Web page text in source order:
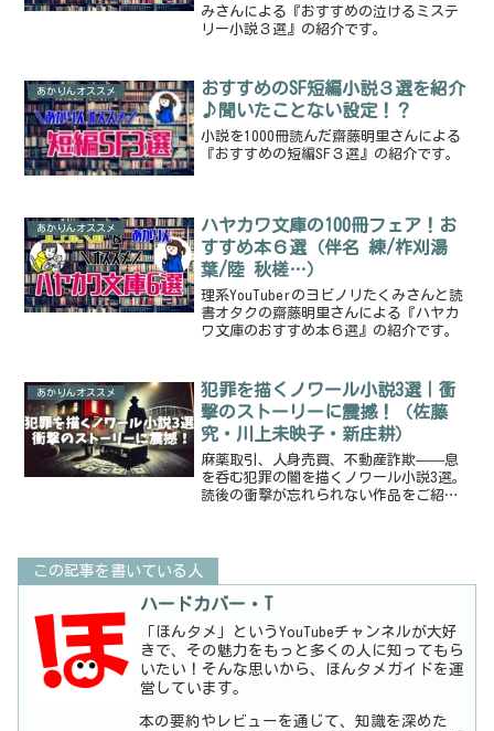
みさんによる『おすすめの泣けるミステ
リー小説３選』の紹介です。
あかりんオススメ
おすすめのSF短編小説３選を紹介
♪聞いたことない設定！？
小説を1000冊読んだ齋藤明里さんによる
『おすすめの短編SF３選』の紹介です。
あかりんオススメ
ハヤカワ文庫の100冊フェア！お
すすめ本６選（伴名 練/柞刈湯
葉/陸 秋槎…）
理系YouTuberのヨビノリたくみさんと読
書オタクの齋藤明里さんによる『ハヤカ
ワ文庫のおすすめ本６選』の紹介です。
あかりんオススメ
犯罪を描くノワール小説3選｜衝
撃のストーリーに震撼！（佐藤
究・川上未映子・新庄耕）
麻薬取引、人身売買、不動産詐欺——息
を呑む犯罪の闇を描くノワール小説3選。
読後の衝撃が忘れられない作品をご紹介
この記事を書いている人
ハードカバー・T
「ほんタメ」というYouTubeチャンネルが大好
きで、その魅力をもっと多くの人に知ってもら
いたい！そんな思いから、ほんタメガイドを運
営しています。
本の要約やレビューを通じて、知識を深めた